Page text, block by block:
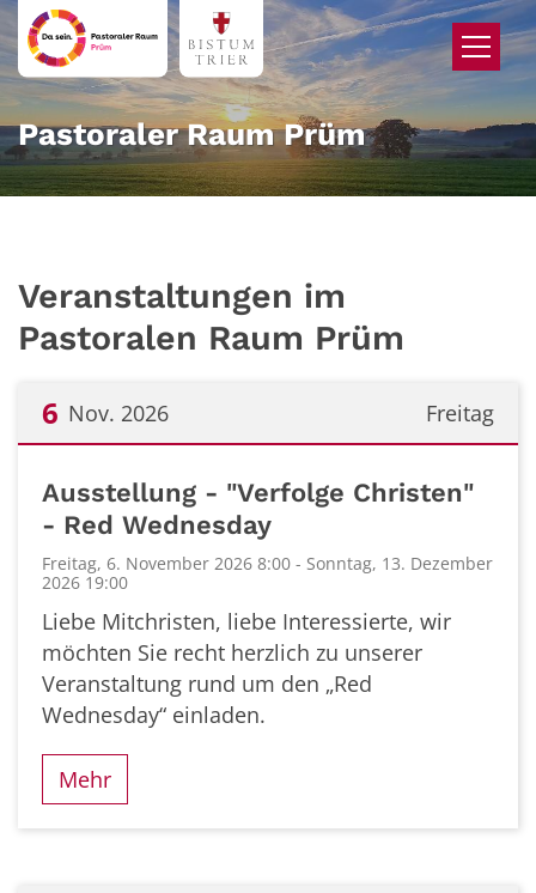
Zum Inhalt springen
Pastoraler Raum Prüm
Veranstaltungen im
Pastoralen Raum Prüm
Freitag
6 Nov. 2026
Ausstellung - "Verfolge Christen"
- Red Wednesday
Freitag, 6. November 2026 8:00 - Sonntag, 13. Dezember
2026 19:00
Liebe Mitchristen, liebe Interessierte, wir
möchten Sie recht herzlich zu unserer
Veranstaltung rund um den „Red
Wednesday“ einladen.
Mehr